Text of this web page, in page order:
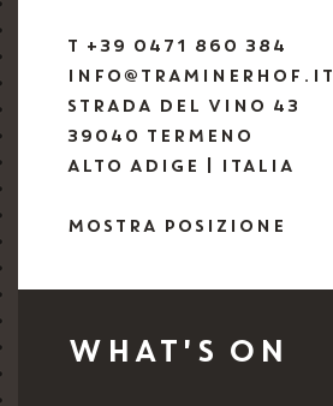
T +39 0471 860 384
INFO@TRAMINERHOF.IT
STRADA DEL VINO 43
39040 TERMENO
ALTO ADIGE | ITALIA
MOSTRA POSIZIONE
WHAT'S ON